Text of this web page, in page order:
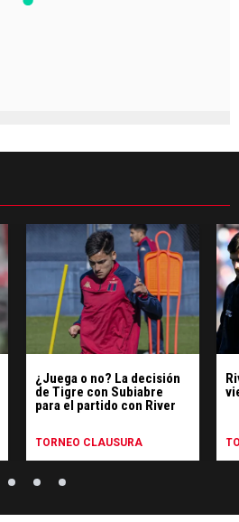
¿Juega o no? La decisión
de Tigre con Subiabre
para el partido con River
TORNEO CLAUSURA